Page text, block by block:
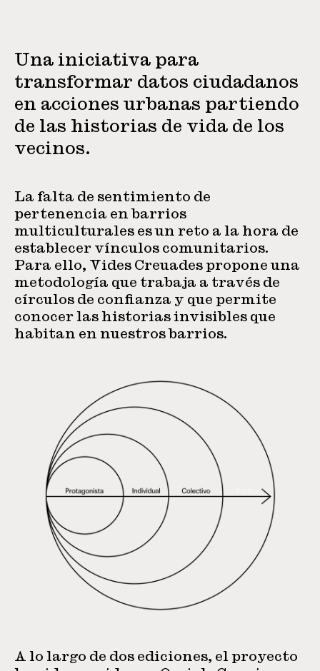
Una iniciativa para
transformar datos ciudadanos
en acciones urbanas partiendo
de las historias de vida de los
vecinos.
La falta de sentimiento de
pertenencia en barrios
multiculturales es un reto a la hora de
establecer vínculos comunitarios.
Para ello, Vides Creuades propone una
metodología que trabaja a través de
círculos de confianza y que permite
conocer las historias invisibles que
habitan en nuestros barrios.
A lo largo de dos ediciones, el proyecto